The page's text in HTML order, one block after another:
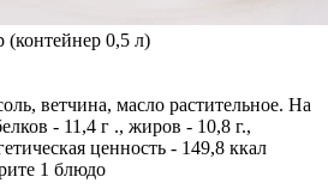
(контейнер 0,5 л)
ветчина, масло растительное. На
- 11,4 г ., жиров - 10,8 г.,
ценность - 149,8 ккал
1 блюдо